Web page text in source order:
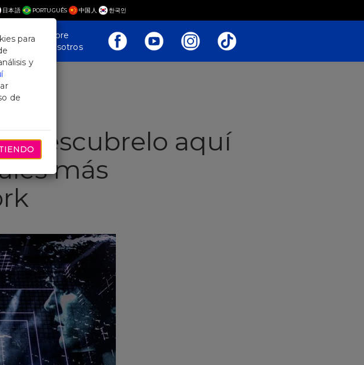
日本語 PORTUGUÊS 中国人 한국인
Sobre
Nosotros
Descubrelo aquí
más
para
y
de